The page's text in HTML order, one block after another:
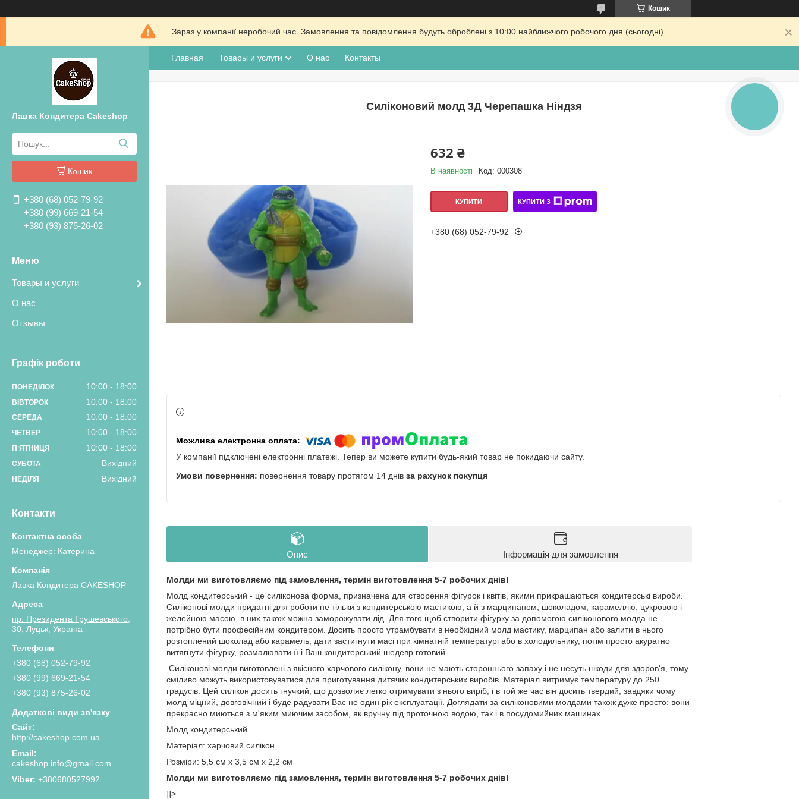
Кошик
Зараз у компанії неробочий час. Замовлення та повідомлення будуть оброблені з 10:00 найближчого робочого дня (сьогодні).
Лавка Кондитера Cakeshop
Кошик
+380 (68) 052-79-92
+380 (99) 669-21-54
+380 (93) 875-26-02
Товары и услуги
О нас
Отзывы
Графік роботи
ПОНЕДІЛОК 10:00 18:00
ВІВТОРОК 10:00 18:00
СЕРЕДА 10:00 18:00
ЧЕТВЕР 10:00 18:00
ПʼЯТНИЦЯ 10:00 18:00
СУБОТА Вихідний
НЕДІЛЯ Вихідний
Контакти
Менеджер: Катерина
Лавка Кондитера CAKESHOP
пр. Президента Грушевського,
30, Луцьк, Україна
+380 (68) 052-79-92
+380 (99) 669-21-54
+380 (93) 875-26-02
http://cakeshop.com.ua
cakeshop.info@gmail.com
+380680527992
Главная Товары и услуги О нас Контакты
Силіконовий молд 3Д Черепашка Ніндзя
632 ₴
В наявності Код: 000308
КУПИТИ КУПИТИ З
+380 (68) 052-79-92
У компанії підключені електронні платежі. Тепер ви можете купити будь-який товар не покидаючи сайту.
повернення товару протягом 14 днів за рахунок покупця
Опис Інформація для замовлення
Молди ми виготовляємо під замовлення, термін виготовлення 5-7 робочих днів!
Молд кондитерський - це силіконова форма, призначена для створення фігурок і квітів, якими прикрашаються кондитерські вироби.
Силіконові молди придатні для роботи не тільки з кондитерською мастикою, а й з марципаном, шоколадом, карамеллю, цукровою і
желейною масою, в них також можна заморожувати лід. Для того щоб створити фігурку за допомогою силіконового молда не
потрібно бути професійним кондитером. Досить просто утрамбувати в необхідний молд мастику, марципан або залити в нього
розтоплений шоколад або карамель, дати застигнути масі при кімнатній температурі або в холодильнику, потім просто акуратно
витягнути фігурку, розмалювати її і Ваш кондитерський шедевр готовий.
Силіконові молди виготовлені з якісного харчового силікону, вони не мають стороннього запаху і не несуть шкоди для здоров'я, тому
сміливо можуть використовуватися для приготування дитячих кондитерських виробів. Матеріал витримує температуру до 250
градусів. Цей силікон досить гнучкий, що дозволяє легко отримувати з нього виріб, і в той же час він досить твердий, завдяки чому
молд міцний, довговічний і буде радувати Вас не один рік експлуатації. Доглядати за силіконовими молдами також дуже просто: вони
прекрасно миються з м'яким миючим засобом, як вручну під проточною водою, так і в посудомийних машинах.
Молд кондитерський
Матеріал: харчовий силікон
Розміри: 5,5 см х 3,5 см х 2,2 см
Молди ми виготовляємо під замовлення, термін виготовлення 5-7 робочих днів!
]]>